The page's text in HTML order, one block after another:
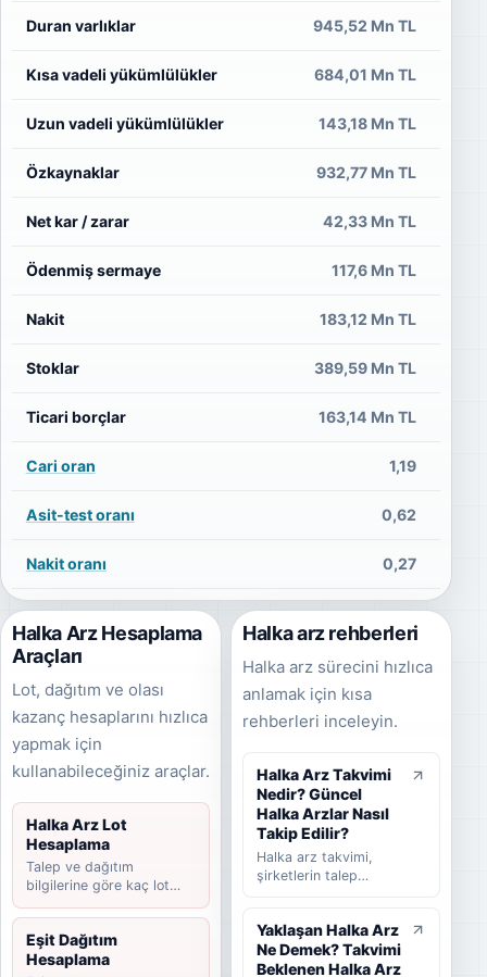
Duran varlıklar 945,52 Mn TL
Kısa vadeli yükümlülükler 684,01 Mn TL
Uzun vadeli yükümlülükler 143,18 Mn TL
Özkaynaklar 932,77 Mn TL
Net kar / zarar 42,33 Mn TL
Ödenmiş sermaye 117,6 Mn TL
Nakit 183,12 Mn TL
Stoklar 389,59 Mn TL
Ticari borçlar 163,14 Mn TL
Cari oran 1,19
Asit-test oranı 0,62
Nakit oranı 0,27
Halka Arz Hesaplama
Araçları
Lot, dağıtım ve olası
kazanç hesaplarını hızlıca
yapmak için
kullanabileceğiniz araçlar.
Halka Arz Lot
Hesaplama
Talep ve dağıtım
bilgilerine göre kaç lot
düşebileceğini hesaplayın.
Eşit Dağıtım
Hesaplama
Halka arz rehberleri
Halka arz sürecini hızlıca
anlamak için kısa
rehberleri inceleyin.
Halka Arz Takvimi
Nedir? Güncel
Halka Arzlar Nasıl
Takip Edilir?
Halka arz takvimi,
şirketlerin talep
dağıtım yöntemini,
beklenen ve
tamamlanan halka arz
Yaklaşan Halka Arz
Ne Demek? Takvimi
Beklenen Halka Arz